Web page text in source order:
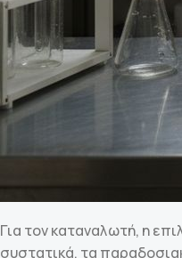
Για τον καταναλωτή, η
συστατικά, τα